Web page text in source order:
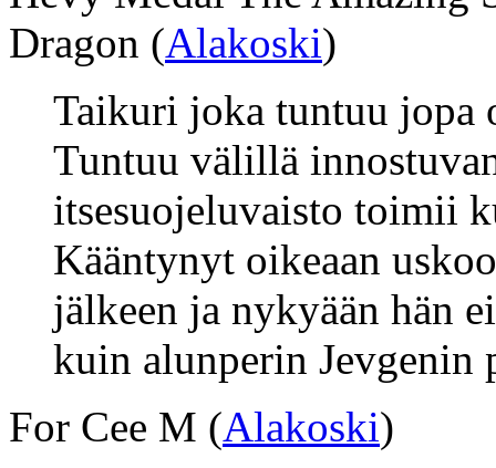
Dragon (Alakoski)
Taikuri joka tuntuu jopa
Tuntuu välillä
itsesuojeluvaisto toimii
Kääntynyt oikeaan
jälkeen ja nykyään hän
kuin alunperin Jevgenin
For Cee M (Alakoski)